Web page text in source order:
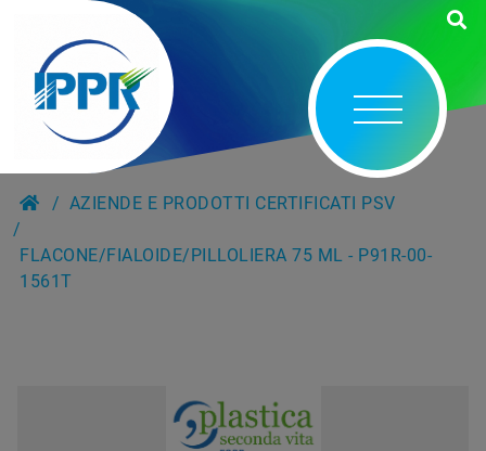
AZIENDE E PRODOTTI CERTIFICATI PSV
FLACONE/FIALOIDE/PILLOLIERA 75 ML - P91R-00-
1561T